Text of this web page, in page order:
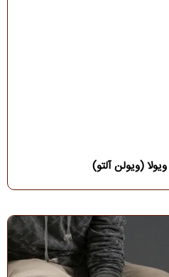
(ویولن آلتو)